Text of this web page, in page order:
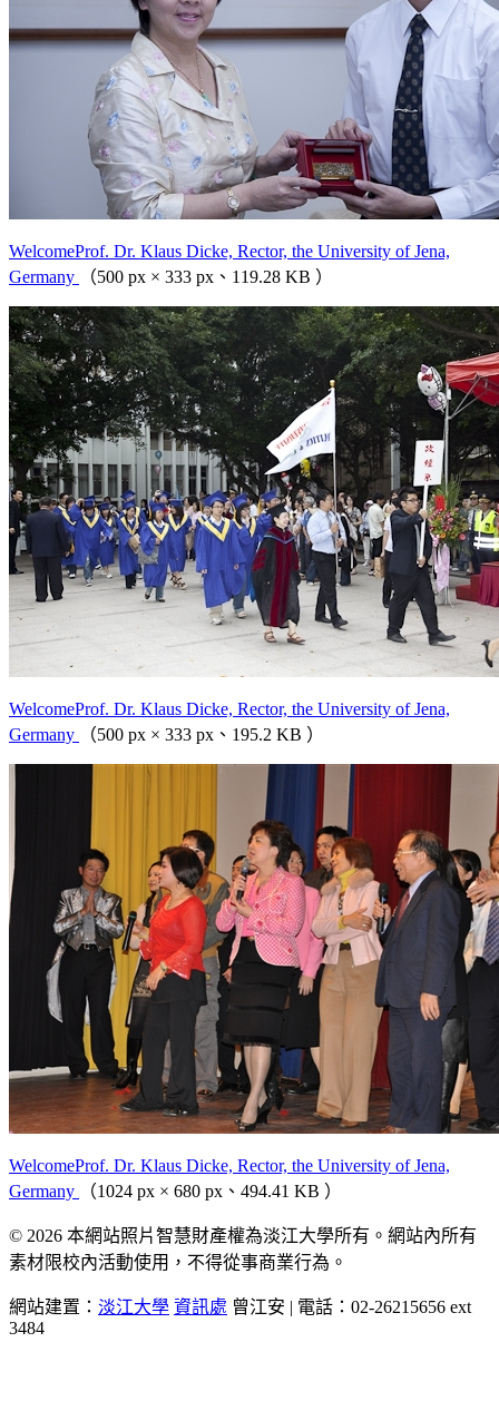
WelcomeProf. Dr. Klaus Dicke, Rector, the University of Jena,
Germany
（500 px × 333 px、119.28 KB ）
WelcomeProf. Dr. Klaus Dicke, Rector, the University of Jena,
Germany
（500 px × 333 px、195.2 KB ）
WelcomeProf. Dr. Klaus Dicke, Rector, the University of Jena,
Germany
（1024 px × 680 px、494.41 KB ）
© 2026 本網站照片智慧財產權為淡江大學所有。網站內所有
素材限校內活動使用，不得從事商業行為。
網站建置： 淡江大學 資訊處 曾江安 | 電話：02-26215656 ext
3484